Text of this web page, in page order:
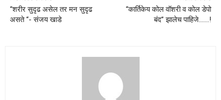
“शरीर सुदृढ असेल तर मन सुदृढ
असते “- संजय खाडे
“कार्तिकेय कोल वॉशरी व कोल डेपो
बंद” झालेच पाहिजे…….!